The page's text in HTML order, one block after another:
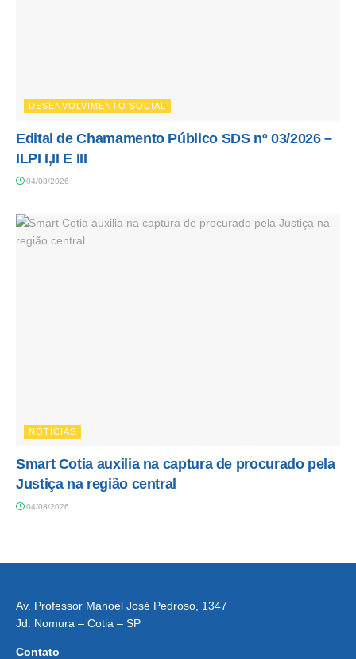
DESENVOLVIMENTO SOCIAL
Edital de Chamamento Público SDS nº 03/2026 –
ILPI I,II E III
04/08/2026
NOTÍCIAS
Smart Cotia auxilia na captura de procurado pela
Justiça na região central
04/08/2026
Av. Professor Manoel José Pedroso, 1347
Jd. Nomura – Cotia – SP
Contato